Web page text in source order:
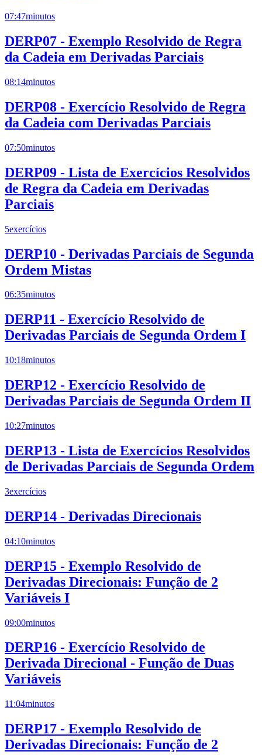
07:47minutos
DERP07 - Exemplo Resolvido de Regra
da Cadeia em Derivadas Parciais
08:14minutos
DERP08 - Exercício Resolvido de Regra
da Cadeia com Derivadas Parciais
07:50minutos
DERP09 - Lista de Exercícios Resolvidos
de Regra da Cadeia em Derivadas
Parciais
5exercícios
DERP10 - Derivadas Parciais de Segunda
Ordem Mistas
06:35minutos
DERP11 - Exercício Resolvido de
Derivadas Parciais de Segunda Ordem I
10:18minutos
DERP12 - Exercício Resolvido de
Derivadas Parciais de Segunda Ordem II
10:27minutos
DERP13 - Lista de Exercícios Resolvidos
de Derivadas Parciais de Segunda Ordem
3exercícios
DERP14 - Derivadas Direcionais
04:10minutos
DERP15 - Exemplo Resolvido de
Derivadas Direcionais: Função de 2
Variáveis I
09:00minutos
DERP16 - Exercício Resolvido de
Derivada Direcional - Função de Duas
Variáveis
11:04minutos
DERP17 - Exemplo Resolvido de
Derivadas Direcionais: Função de 2